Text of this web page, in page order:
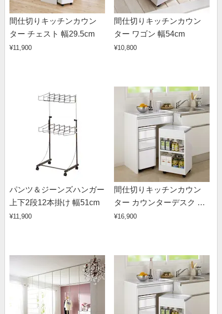
間仕切りキッチンカウン
ター チェスト 幅29.5cm
¥11,900
間仕切りキッチンカウン
ター ワゴン 幅54cm
¥10,800
パンツ＆ジーンズハンガー
上下2段12本掛け 幅51cm
¥11,900
間仕切りキッチンカウン
ター カウンターデスク 幅
65cm
¥16,900